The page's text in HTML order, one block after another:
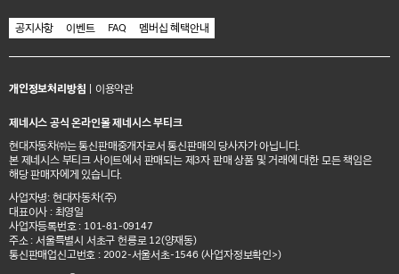
공지사항 이벤트 FAQ 멤버십 혜택안내
개인정보처리방침 이용약관
제네시스 공식 온라인몰 제네시스 부티크
현대자동차㈜는 통신판매중개자로서 통신판매의 당사자가 아닙니다.
본 제네시스 부티크 사이트에서 판매되는 제3자 판매 상품 및 거래에 대한 모든 책임은
해당 판매자에게 있습니다.
사업자명: 현대자동차(주)
대표이사 : 최영일
사업자등록번호 : 101-81-09147
주소 : 서울특별시 서초구 헌릉로 12(양재동)
통신판매업신고번호 : 2002-서울서초-1546 (사업자정보확인>)